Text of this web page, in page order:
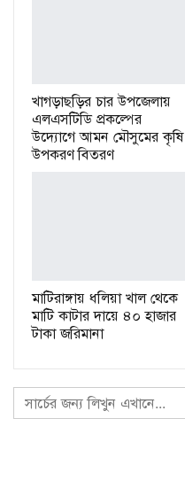
খাগড়াছড়ির চার উপজেলায়
এলএসটিডি প্রকল্পের
উদ্যোগে আমন মৌসুমের কৃষি
উপকরণ বিতরণ
মাটিরাঙ্গায় ধলিয়া খাল থেকে
মাটি কাটার দায়ে ৪০ হাজার
টাকা জরিমানা